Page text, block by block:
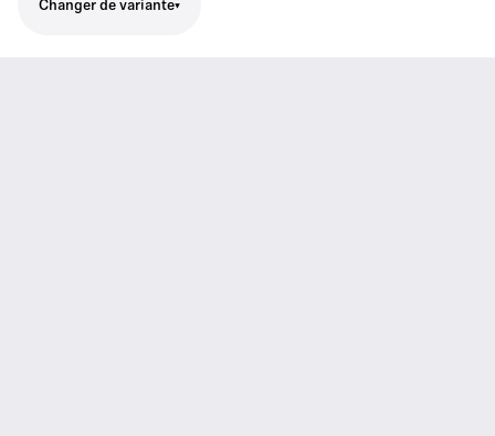
Changer de variante